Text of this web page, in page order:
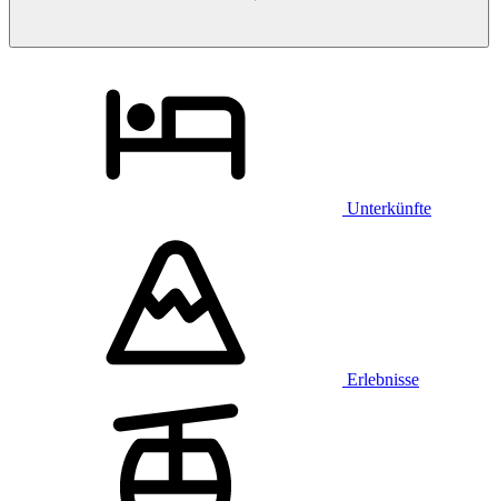
Unterkünfte
Erlebnisse